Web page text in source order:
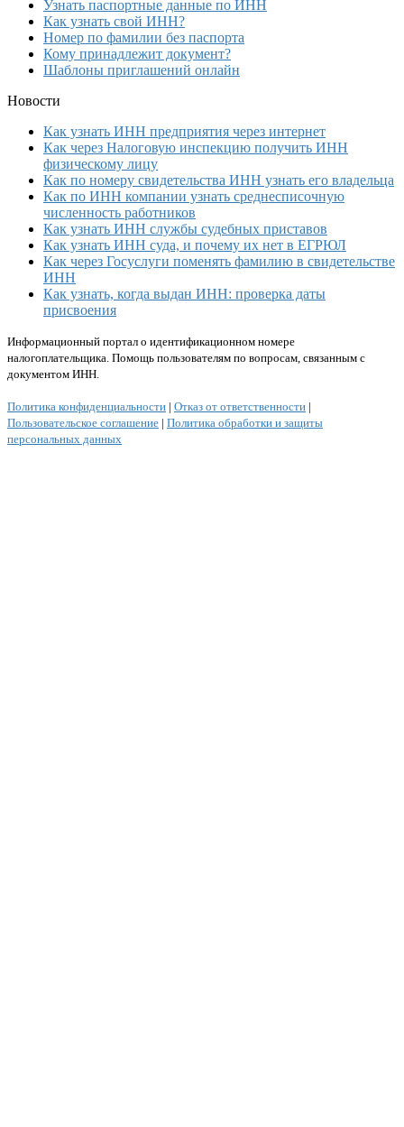
Узнать паспортные данные по ИНН
Как узнать свой ИНН?
Номер по фамилии без паспорта
Кому принадлежит документ?
Шаблоны приглашений онлайн
Новости
Как узнать ИНН предприятия через интернет
Как через Налоговую инспекцию получить ИНН
физическому лицу
Как по номеру свидетельства ИНН узнать его владельца
Как по ИНН компании узнать среднесписочную
численность работников
Как узнать ИНН службы судебных приставов
Как узнать ИНН суда, и почему их нет в ЕГРЮЛ
Как через Госуслуги поменять фамилию в свидетельстве
ИНН
Как узнать, когда выдан ИНН: проверка даты
присвоения
Информационный портал о идентификационном номере
налогоплательщика. Помощь пользователям по вопросам, связанным с
документом ИНН.
Политика конфиденциальности | Отказ от ответственности |
Пользовательское соглашение | Политика обработки и защиты
персональных данных